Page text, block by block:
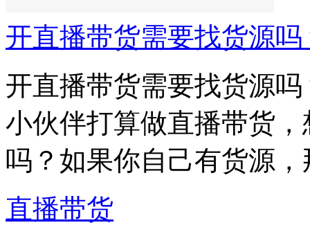
开直播带货需要找货源
开直播带货需要找货源
小伙伴打算做直播带货
吗？如果你自己有货源
直播带货